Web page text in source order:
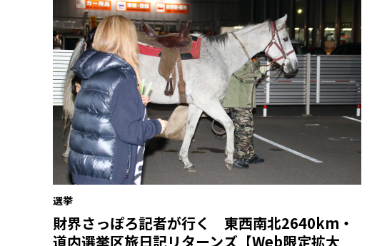
選挙
財界さっぽろ記者が行く 東西南北2640km・
道内選挙区旅日記リターンズ【Web限定拡大